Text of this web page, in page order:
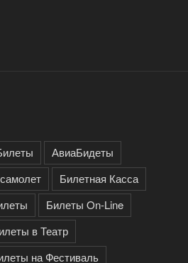
АвиаБидеты
Билетная Касса
Билеты On-Line
в Театр
на Фестиваль